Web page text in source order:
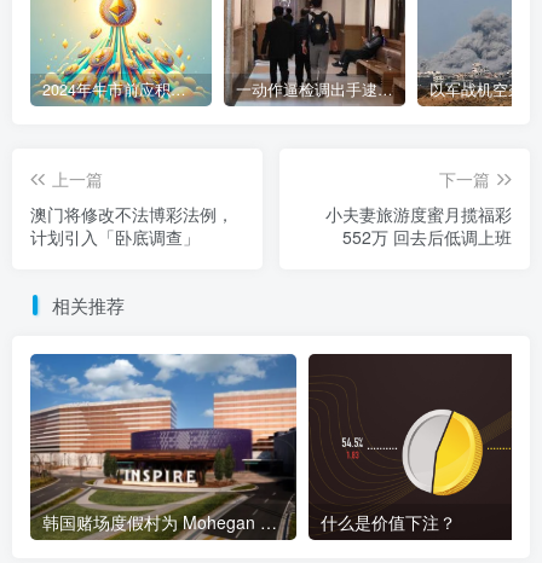
2024年牛市前应积累的9种加密货币 一动作逼检调出手逮人 陈盈助暴富史起底
上一篇
澳门将修改不法博彩法例，
计划引入「卧底调查」
下一篇
小夫妻旅游度蜜月揽福彩
552万 回去后低调上班
相关推荐
韩国赌场度假村为 Mohegan 2024 年第一季度业绩做出贡献 什么是价值下注？